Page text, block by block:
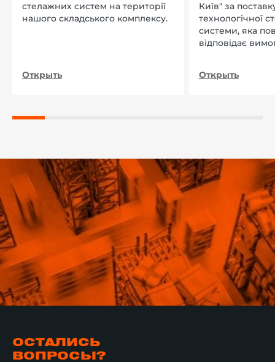
стелажних систем на території
нашого складського комплексу.
Открыть
Київ" за
технологічної
системи, яка
відповідає
Открыть
ОСТАЛИСЬ
ВОПРОСЫ?